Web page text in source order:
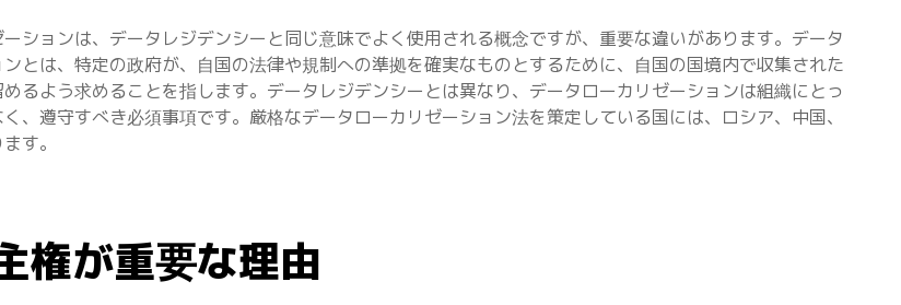
ションは、データレジデンシーと同じ意味でよく使用される概念ですが、重要な違いがあります。データ
とは、特定の政府が、自国の法律や規制への準拠を確実なものとするために、自国の国境内で収集された
るよう求めることを指します。データレジデンシーとは異なり、データローカリゼーションは組織にとっ
、遵守すべき必須事項です。厳格なデータローカリゼーション法を策定している国には、ロシア、中国、
す。
権が重要な理由